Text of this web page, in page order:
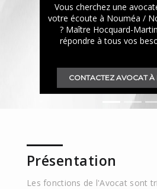
Vous cherchez une
votre écoute à Nouméa /
? Maître Hocquard-
répondre à tous vos
CONTACTEZAVOCATÀ
Présentation
Les fonctions de l'Avocat sont